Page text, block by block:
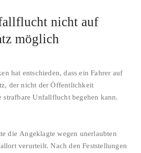
nicht auf
möglich
hat entschieden, dass ein Fahrer auf
der nicht der Öffentlichkeit
strafbare Unfallflucht begehen kann.
die Angeklagte wegen unerlaubten
verurteilt. Nach den Feststellungen